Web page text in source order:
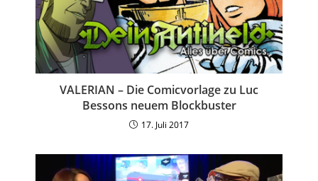
VALERIAN – Die Comicvorlage zu Luc
Bessons neuem Blockbuster
17. Juli 2017